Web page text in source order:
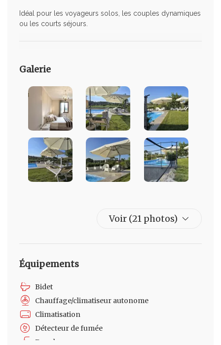
Idéal pour les voyageurs solos, les couples dynamiques
ou les courts séjours.
Galerie
Voir (21 photos)
Équipements
Bidet
Chauffage/climatiseur autonome
Climatisation
Détecteur de fumée
Douche